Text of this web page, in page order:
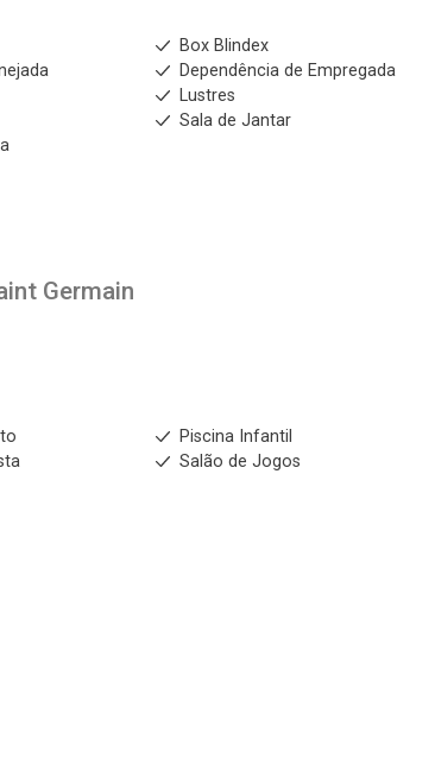
Box Blindex
Dependência de Empregada
Lustres
Sala de Jantar
Germain
Piscina Infantil
Salão de Jogos
Agendamento